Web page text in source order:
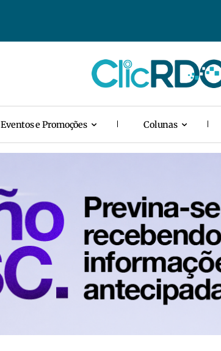
Eventos e Promoções Colunas